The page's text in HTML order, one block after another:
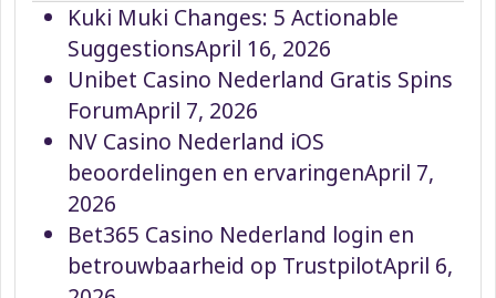
Kuki Muki Changes: 5 Actionable
SuggestionsApril 16, 2026
Unibet Casino Nederland Gratis Spins
ForumApril 7, 2026
NV Casino Nederland iOS
beoordelingen en ervaringenApril 7,
2026
Bet365 Casino Nederland login en
betrouwbaarheid op TrustpilotApril 6,